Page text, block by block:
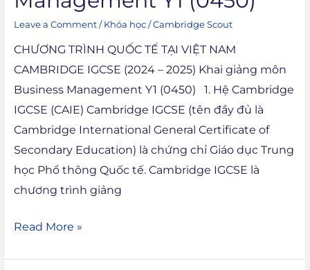
Leave a Comment/Khóa học/Cambridge Scout
CHƯƠNG TRÌNH QUỐC TẾ TẠI VIỆT NAM
CAMBRIDGE IGCSE (2024 – 2025) Khai giảng môn
Business Management Y1 (0450) 1. Hệ Cambridge
IGCSE (CAIE) Cambridge IGCSE (tên đầy đủ là
Cambridge International General Certificate of
Secondary Education) là chứng chỉ Giáo dục Trung
học Phổ thông Quốc tế. Cambridge IGCSE là
chương trình giảng
môn
Business
Management
Y1
(0450)
Read More »